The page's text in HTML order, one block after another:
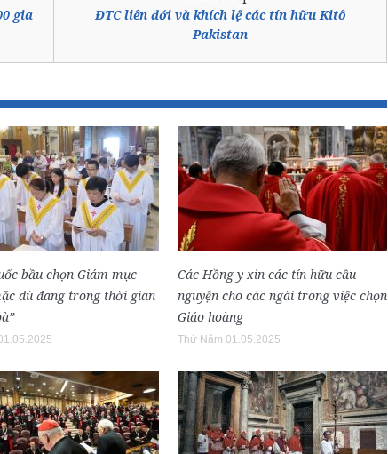
gia
ĐTC liên đới và khích lệ các tín hữu Kitô
Pakistan
bầu chọn Giám mục
dù đang trong thời gian
Các Hồng y xin các tín hữu cầu
nguyện cho các ngài trong việc chọn
Giáo hoàng
Thứ Năm 01.05.2025